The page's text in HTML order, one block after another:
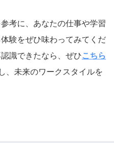
参考に、あなたの仕事や学習
験をぜひ味わってみてくだ
識できたなら、ぜひこちら
し、未来のワークスタイルを